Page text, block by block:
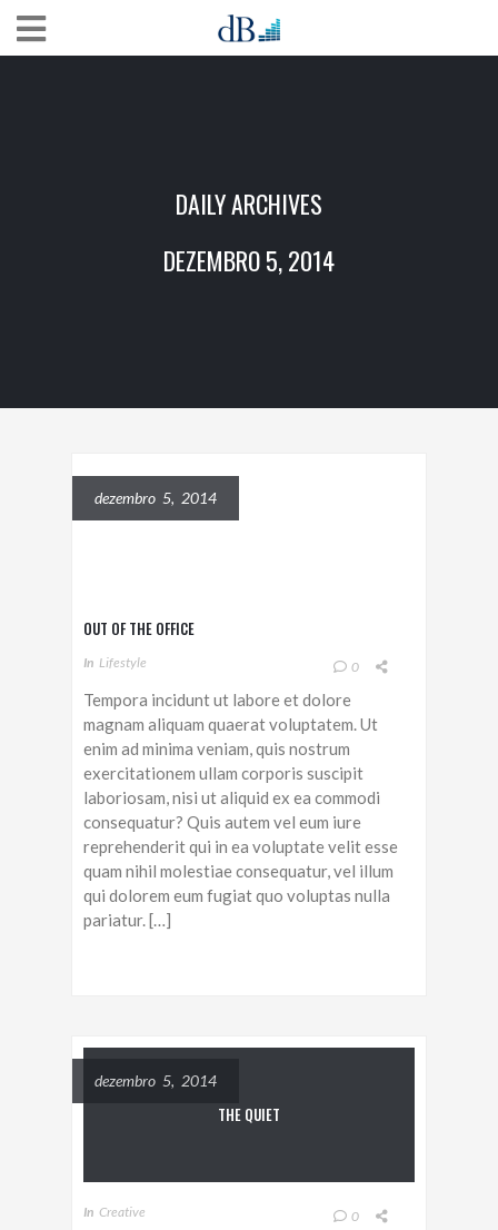
DAILY ARCHIVES
DEZEMBRO 5, 2014
dezembro 5, 2014
OUT OF THE OFFICE
In Lifestyle 0
Tempora incidunt ut labore et dolore
magnam aliquam quaerat voluptatem. Ut
enim ad minima veniam, quis nostrum
exercitationem ullam corporis suscipit
laboriosam, nisi ut aliquid ex ea commodi
consequatur? Quis autem vel eum iure
reprehenderit qui in ea voluptate velit esse
quam nihil molestiae consequatur, vel illum
qui dolorem eum fugiat quo voluptas nulla
pariatur. […]
dezembro 5, 2014
THE QUIET
In Creative 0